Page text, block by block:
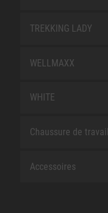
TREKKING LADY
WELLMAXX
WHITE
Chaussure de travail
Accessoires